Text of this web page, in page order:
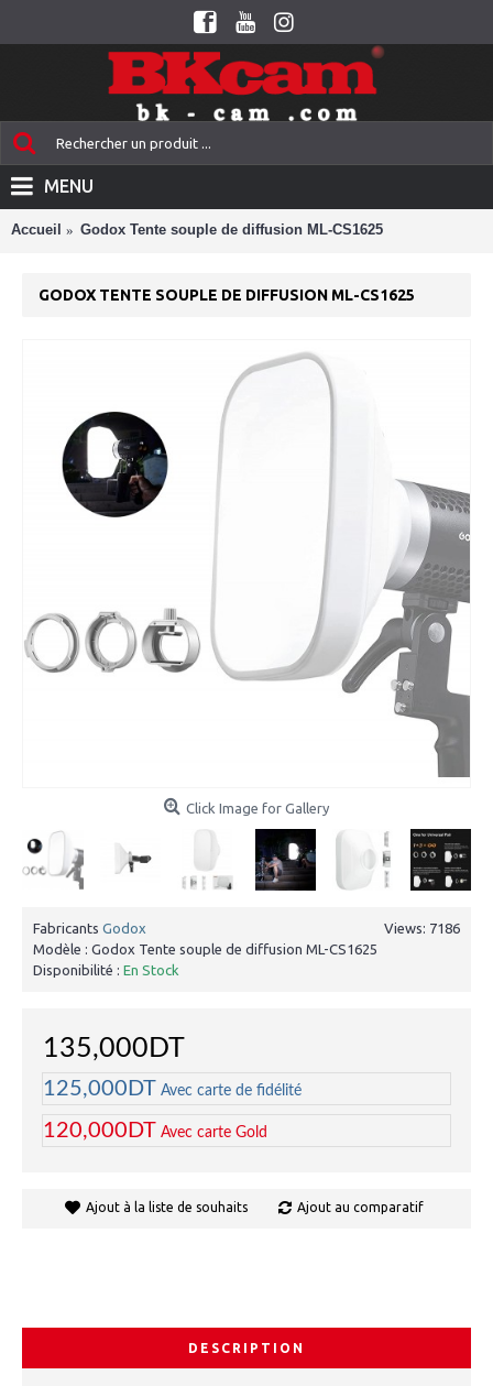
MENU
Accueil Godox Tente souple de diffusion ML-CS1625
GODOX TENTE SOUPLE DE DIFFUSION ML-CS1625
Click Image for Gallery
Views: 7186
Fabricants Godox
Modèle : Godox Tente souple de diffusion ML-CS1625
Disponibilité : En Stock
135,000DT
125,000DT Avec carte de fidélité
120,000DT Avec carte Gold
Ajout à la liste de souhaits Ajout au comparatif
DESCRIPTION